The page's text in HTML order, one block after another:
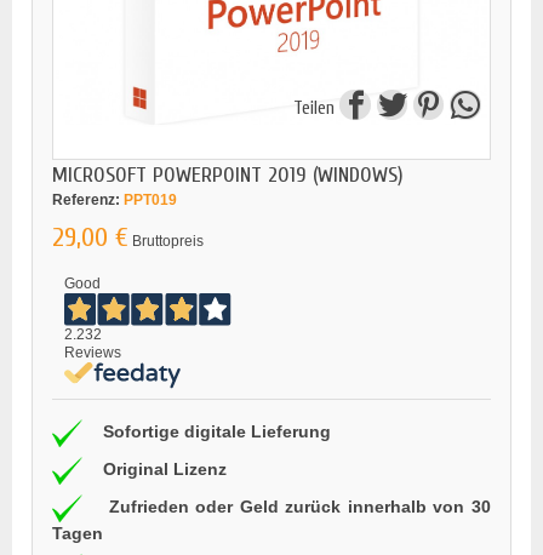
Teilen
MICROSOFT POWERPOINT 2019 (WINDOWS)
Referenz: PPT019
29,00 € Bruttopreis
Good
2.232
Reviews
Sofortige digitale Lieferung
Original Lizenz
Zufrieden oder Geld zurück innerhalb von 30
Tagen